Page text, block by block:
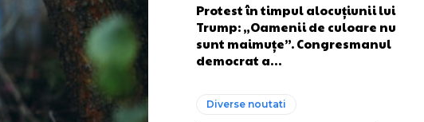
Protest în timpul alocuțiunii lui
Trump: „Oamenii de culoare nu
sunt maimuțe”. Congresmanul
democrat a…
Diverse noutati